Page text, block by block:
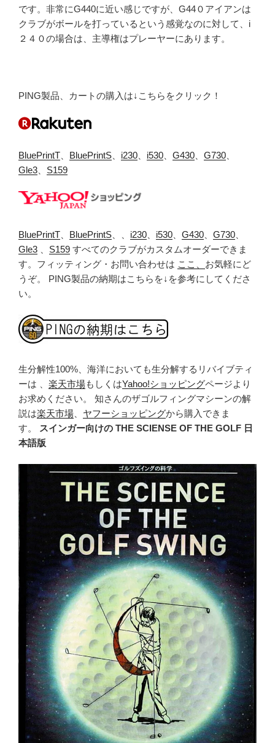
です。非常にG440に近い感じですが、G44０アイアンは
クラブがボールを打っているという感覚なのに対して、i
２４０の場合は、主導権はプレーヤーにあります。
PING製品、カートの購入は↓こちらをクリック！
BluePrintT BluePrintS i230 i530 G430 G730
Gle3
S159
BluePrintT BluePrintS i230 i530 G430 G730
Gle3
S159 すべてのクラブがカスタムオーダーできま
す。フィッティング・お問い合わせは ここ、 お気軽にど
うぞ。 PING製品の納期はこちらを↓を参考にしてくださ
い。
生分解性100%、海洋においても生分解するリバイブティ
ーは 、 楽天市場もしくはYahoo!ショッピングページより
お求めください。 知さんのザゴルフィングマシーンの解
説は楽天市場 ヤフーショッピングから購入できま
す。
スインガー向けの THE SCIENSE OF THE GOLF 日
本語版